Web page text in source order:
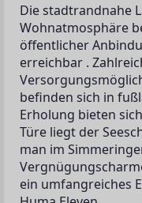
Die stadtrandnahe
Wohnatmosphäre
öffentlicher
erreichbar .
befinden sich in
Erholung bieten
Türe liegt der
man im
ein umfangreiches